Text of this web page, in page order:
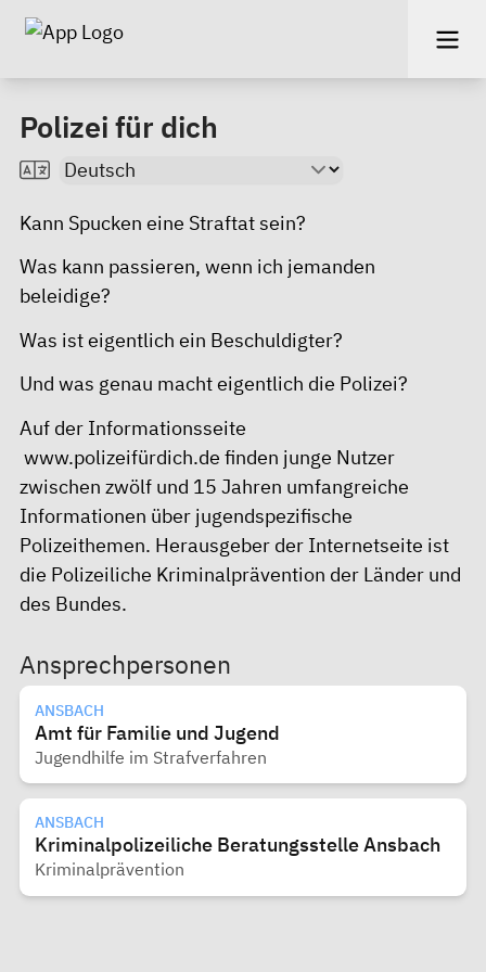
Polizei für dich
Kann Spucken eine Straftat sein?
Was kann passieren, wenn ich jemanden
beleidige?
Was ist eigentlich ein Beschuldigter?
Und was genau macht eigentlich die Polizei?
Auf der Informationsseite
www.polizeifürdich.de finden junge Nutzer
zwischen zwölf und 15 Jahren umfangreiche
Informationen über jugendspezifische
Polizeithemen. Herausgeber der Internetseite ist
die Polizeiliche Kriminalprävention der Länder und
des Bundes.
Ansprechpersonen
ANSBACH
Amt für Familie und Jugend
Jugendhilfe im Strafverfahren
ANSBACH
Kriminalpolizeiliche Beratungsstelle Ansbach
Kriminalprävention